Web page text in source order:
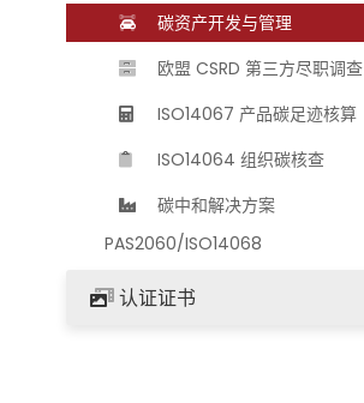
碳资产开发与管理
欧盟 CSRD 第三方尽职调查
ISO14067 产品碳足迹核算
ISO14064 组织碳核查
碳中和解决方案
PAS2060/ISO14068
认证证书